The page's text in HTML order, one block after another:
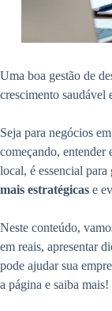
Uma boa gestão de
crescimento saudável
Seja para negócios
começando, entender
local, é essencial
mais estratégicas e
Neste conteúdo,
em reais, apresentar
pode ajudar sua
a página e saiba mais!